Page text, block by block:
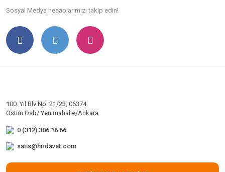
Sosyal Medya hesaplarımızı takip edin!
100. Yıl Blv No: 21/23, 06374
Ostim Osb/ Yenimahalle/Ankara
0 (312) 386 16 66
satis@hirdavat.com